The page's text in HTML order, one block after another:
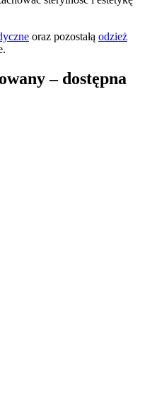
oraz pozostałą odzież
– dostępna